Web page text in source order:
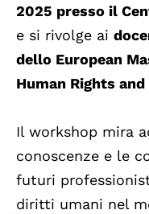
2025 presso il
e si rivolge ai
dello European
Human Rights
Il workshop mira
conoscenze e le
futuri
diritti umani nel